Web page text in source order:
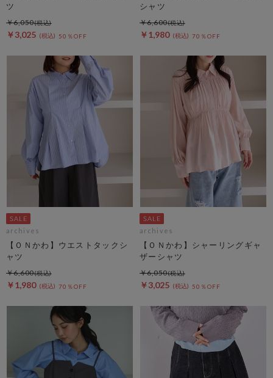
ツ
￥3,025 50％OFF
￥6,050
シャツ
￥1,980 70％OFF
￥6,600
archives
【ＯＮかわ】ウエストタックシ
ャツ
￥1,980 70％OFF
￥6,600
archives
【ＯＮかわ】シャーリングギャ
ザーシャツ
￥3,025 50％OFF
￥6,050